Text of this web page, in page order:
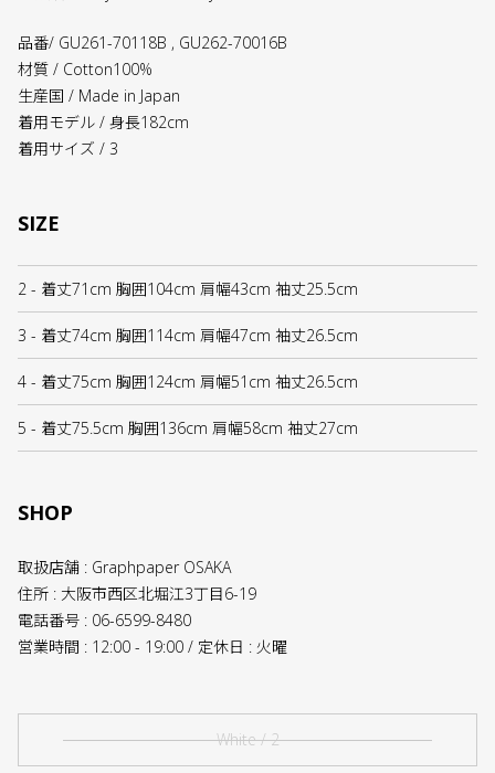
品番/ GU261-70118B , GU262-70016B
材質 / Cotton100%
生産国 / Made in Japan
着用モデル / 身長182cm
着用サイズ / 3
SIZE
2 - 着丈71cm 胸囲104cm 肩幅43cm 袖丈25.5cm
3 - 着丈74cm 胸囲114cm 肩幅47cm 袖丈26.5cm
4 - 着丈75cm 胸囲124cm 肩幅51cm 袖丈26.5cm
5 - 着丈75.5cm 胸囲136cm 肩幅58cm 袖丈27cm
SHOP
取扱店舗 : Graphpaper OSAKA
住所 : 大阪市西区北堀江3丁目6-19
電話番号 : 06-6599-8480
営業時間 : 12:00 - 19:00 / 定休日 : 火曜
White / 2